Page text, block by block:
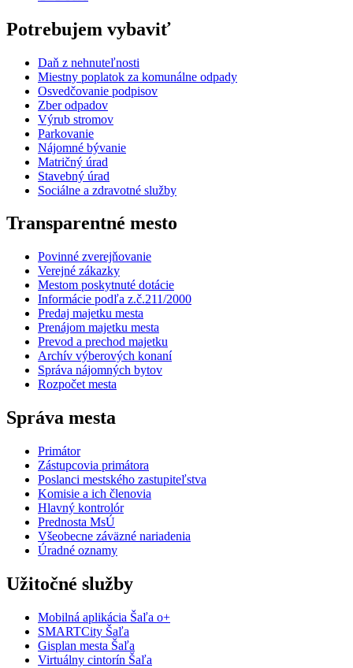
Potrebujem vybaviť
Daň z nehnuteľnosti
Miestny poplatok za komunálne odpady
Osvedčovanie podpisov
Zber odpadov
Výrub stromov
Parkovanie
Nájomné bývanie
Matričný úrad
Stavebný úrad
Sociálne a zdravotné služby
Transparentné mesto
Povinné zverejňovanie
Verejné zákazky
Mestom poskytnuté dotácie
Informácie podľa z.č.211/2000
Predaj majetku mesta
Prenájom majetku mesta
Prevod a prechod majetku
Archív výberových konaní
Správa nájomných bytov
Rozpočet mesta
Správa mesta
Primátor
Zástupcovia primátora
Poslanci mestského zastupiteľstva
Komisie a ich členovia
Hlavný kontrolór
Prednosta MsÚ
Všeobecne záväzné nariadenia
Úradné oznamy
Užitočné služby
Mobilná aplikácia Šaľa o+
SMARTCity Šaľa
Gisplan mesta Šaľa
Virtuálny cintorín Šaľa